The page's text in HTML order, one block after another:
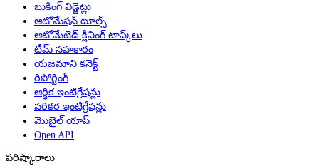
బుకింగ్ విడ్జెట్లు
ఆటోమేషన్ టూల్స్
ఆటోమేటెడ్ క్లీనింగ్ టాస్క్‌లు
టీమ్ సహకారం
యజమాని కనెక్ట్
రిపోర్టింగ్
ఆర్థిక ఇంటిగ్రేషన్లు
పరికర ఇంటిగ్రేషన్లు
మొబైల్ యాప్
Open API
పరిష్కారాలు